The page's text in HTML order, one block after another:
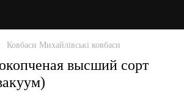
Ковбаси Михайлівські ковбаси
высший сорт